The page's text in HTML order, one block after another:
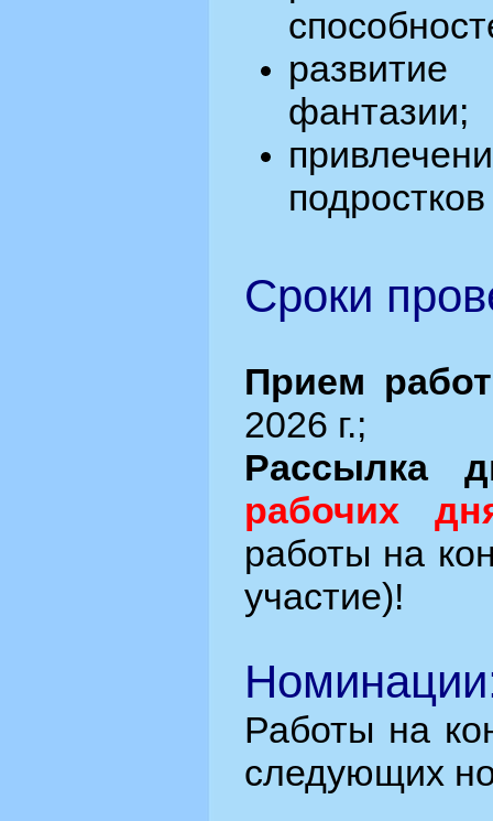
фантазии;
Сроки
Прием
2026 г.;
Рассылка
рабочих
работы на
участие)!
Работы на
следующих